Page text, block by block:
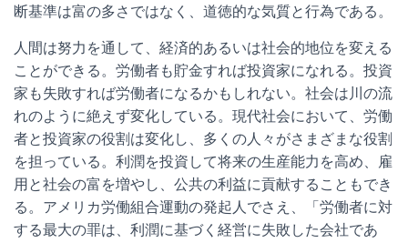
断基準は富の多さではなく、道徳的な気質と行為である。
人間は努力を通して、経済的あるいは社会的地位を変える
ことができる。労働者も貯金すれば投資家になれる。投資
家も失敗すれば労働者になるかもしれない。社会は川の流
れのように絶えず変化している。現代社会において、労働
者と投資家の役割は変化し、多くの人々がさまざまな役割
を担っている。利潤を投資して将来の生産能力を高め、雇
用と社会の富を増やし、公共の利益に貢献することもでき
る。アメリカ労働組合運動の発起人でさえ、「労働者に対
する最大の罪は、利潤に基づく経営に失敗した会社であ